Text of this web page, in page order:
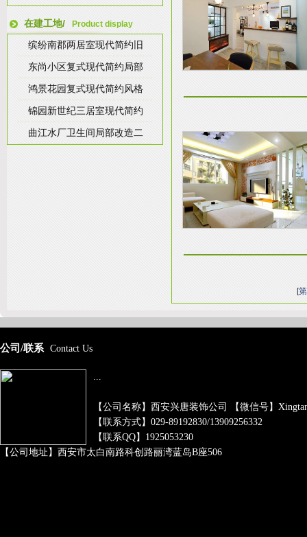
在建工地/ Product display
缤纷南郡两居室现代简约旧
东尚小区复式现代简约局部
鸿景花园复式现代简约风格
锦园新世纪三居室现代简约
曲江水厂卫生间局部改造二
[
公司/联系 Contact Us
...
【公司名称】西安兴唐装饰公司 【微信号】
【联系方式】029-89192830/13909256332
【联系QQ】1925053230
【公司地址】西安市太白南路科创路丽湾蓝岛B座506